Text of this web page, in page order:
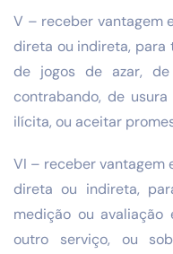
V – receber vantagem
direta ou indireta, para
de jogos de azar,
contrabando, de
ilícita, ou aceitar
VI – receber vantagem
direta ou indireta,
medição ou
outro serviço, ou